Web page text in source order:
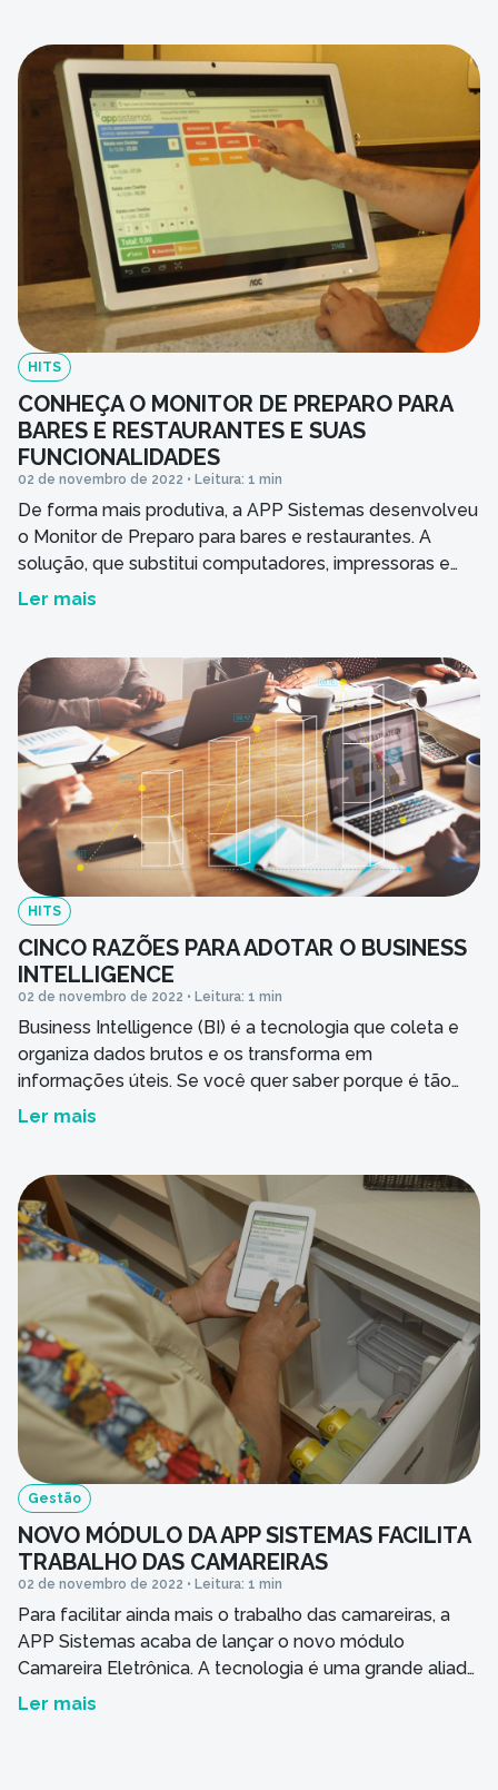
especialidades tecnológicas, unindo o que há de
melhor em cada. Pensando […]
HITS
CONHEÇA O MONITOR DE PREPARO PARA
BARES E RESTAURANTES E SUAS
FUNCIONALIDADES
02 de novembro de 2022 • Leitura: 1 min
De forma mais produtiva, a APP Sistemas desenvolveu
o Monitor de Preparo para bares e restaurantes. A
solução, que substitui computadores, impressoras e
tickets, nasceu da necessidade de informar aos pontos
colaboradores do hotel poderão saber, no momento da
[…]
Ler mais
HITS
CINCO RAZÕES PARA ADOTAR O BUSINESS
INTELLIGENCE
02 de novembro de 2022 • Leitura: 1 min
Business Intelligence (BI) é a tecnologia que coleta e
organiza dados brutos e os transforma em
informações úteis. Se você quer saber porque é tão
importante adotar o Business Intelligence, este texto é
(Enterprise Resource Planning) para integrar os dados
[…]
Ler mais
Gestão
NOVO MÓDULO DA APP SISTEMAS FACILITA
TRABALHO DAS CAMAREIRAS
02 de novembro de 2022 • Leitura: 1 min
Para facilitar ainda mais o trabalho das camareiras, a
APP Sistemas acaba de lançar o novo módulo
Camareira Eletrônica. A tecnologia é uma grande aliada
na gestão de um empreendimento do setor hoteleiro.
Ler mais